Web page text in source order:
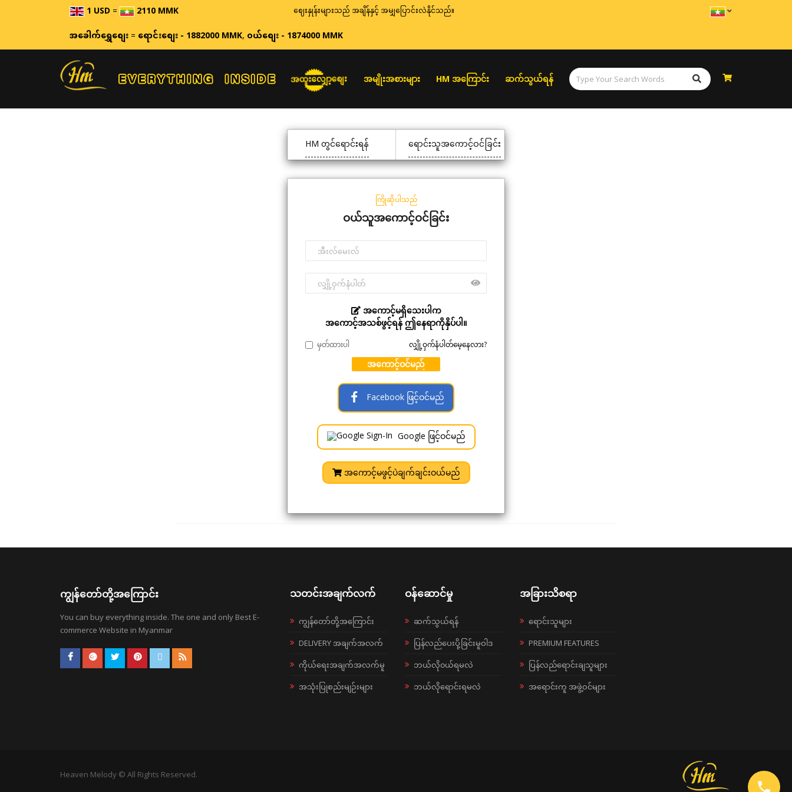
1 USD= 2110 MMK ဈေးနှုန်းများသည် အချိန်နှင့် အမျှပြောင်းလဲနိုင်သည်။
အခေါက်ရွှေစျေး=ရောင်းစျေး - 1882000 MMK,ဝယ်စျေး - 1874000 MMK
အထူးလျှော့စျေး အမျိုးအစားများ HM အကြောင်း ဆက်သွယ်ရန်
HM တွင်ရောင်းရန် ရောင်းသူအကောင့်ဝင်ခြင်း
ကြိုဆိုပါသည်
ဝယ်သူအကောင့်ဝင်ခြင်း
အကောင့်မရှိသေးပါက
အကောင့်အသစ်ဖွင့်ရန် ဤနေရာကိုနှိပ်ပါ။
မှတ်ထားပါ လျှို့ဝှက်နံပါတ်မေ့နေလား?
အကောင့်ဝင်မည်
Facebook ဖြင့်ဝင်မည်
Google ဖြင့်ဝင်မည်
အကောင့်မဖွင့်ပဲချက်ချင်းဝယ်မည်
ကျွန်တော်တို့အကြောင်း
You can buy everything inside. The one and only Best E-
commerce Website in Myanmar
သတင်းအချက်လက်
ကျွန်တော်တို့အကြောင်း
DELIVERY အချက်အလက်
ကိုယ်ရေးအချက်အလက်မူ
အသုံးပြုစည်းမျဉ်းများ
ဝန်ဆောင်မှု
ဆက်သွယ်ရန်
ပြန်လည်ပေးပို့ခြင်းမူဝါဒ
ဘယ်လို၀ယ်ရမလဲ
ဘယ်လိုရောင်းရမလဲ
အခြားသိစရာ
ရောင်းသူများ
PREMIUM FEATURES
ပြန်လည်ရောင်းချသူများ
အရောင်းကူ အဖွဲ့ဝင်များ
Heaven Melody © All Rights Reserved.